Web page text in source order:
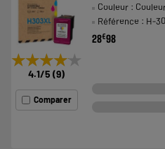
★★★★★
★★★★★
4.1/5 (9)
Comparer
Couleur :
Référence : H-
28€98